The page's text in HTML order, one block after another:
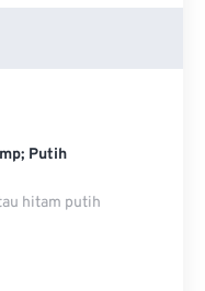
Putih
hitam putih